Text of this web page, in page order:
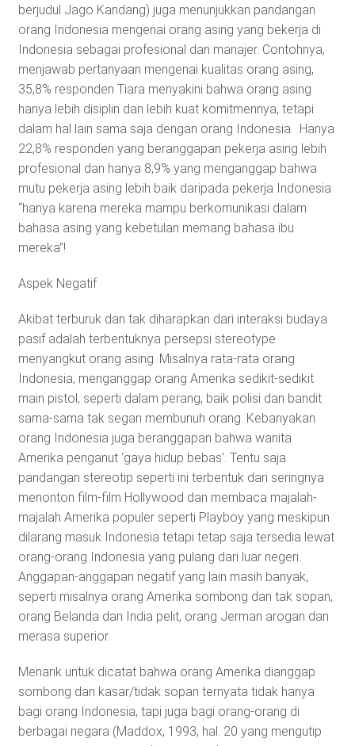
berjudul Jago Kandang) juga menunjukkan pandangan
orang Indonesia mengenai orang asing yang bekerja di
Indonesia sebagai profesional dan manajer. Contohnya,
menjawab pertanyaan mengenai kualitas orang asing,
35,8% responden Tiara menyakini bahwa orang asing
hanya lebih disiplin dan lebih kuat komitmennya, tetapi
dalam hal lain sama saja dengan orang Indonesia. Hanya
22,8% responden yang beranggapan pekerja asing lebih
profesional dan hanya 8,9% yang menganggap bahwa
mutu pekerja asing lebih baik daripada pekerja Indonesia
“hanya karena mereka mampu berkomunikasi dalam
bahasa asing yang kebetulan memang bahasa ibu
mereka”!
Aspek Negatif
Akibat terburuk dan tak diharapkan dari interaksi budaya
pasif adalah terbentuknya persepsi stereotype
menyangkut orang asing. Misalnya rata-rata orang
Indonesia, menganggap orang Amerika sedikit-sedikit
main pistol, seperti dalam perang, baik polisi dan bandit
sama-sama tak segan membunuh orang. Kebanyakan
orang Indonesia juga beranggapan bahwa wanita
Amerika penganut ‘gaya hidup bebas’. Tentu saja
pandangan stereotip seperti ini terbentuk dari seringnya
menonton film-film Hollywood dan membaca majalah-
majalah Amerika populer seperti Playboy yang meskipun
dilarang masuk Indonesia tetapi tetap saja tersedia lewat
orang-orang Indonesia yang pulang dari luar negeri.
Anggapan-anggapan negatif yang lain masih banyak,
seperti misalnya orang Amerika sombong dan tak sopan,
orang Belanda dan India pelit, orang Jerman arogan dan
merasa superior.
Menarik untuk dicatat bahwa orang Amerika dianggap
sombong dan kasar/tidak sopan ternyata tidak hanya
bagi orang Indonesia, tapi juga bagi orang-orang di
berbagai negara (Maddox, 1993, hal. 20 yang mengutip